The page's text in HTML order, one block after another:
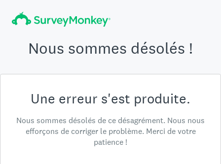
Nous sommes désolés !
Une erreur s'est produite.
Nous sommes désolés de ce désagrément. Nous nous
efforçons de corriger le problème. Merci de votre
patience !